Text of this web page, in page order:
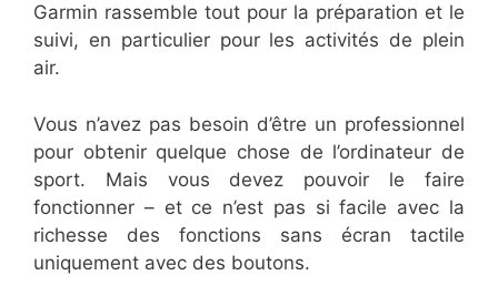
Garmin rassemble tout pour la préparation et le
suivi, en particulier pour les activités de plein
air.
Vous n’avez pas besoin d’être un professionnel
pour obtenir quelque chose de l’ordinateur de
sport. Mais vous devez pouvoir le faire
fonctionner – et ce n’est pas si facile avec la
richesse des fonctions sans écran tactile
uniquement avec des boutons.